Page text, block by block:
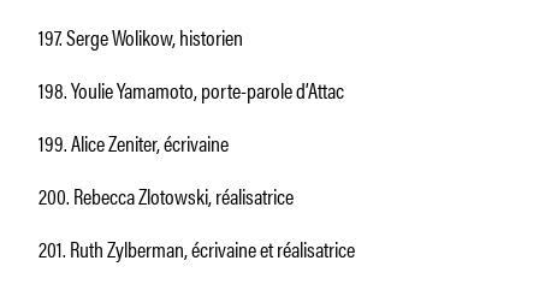
197. Serge Wolikow, historien
198. Youlie Yamamoto, porte-parole d’Attac
199. Alice Zeniter, écrivaine
200. Rebecca Zlotowski, réalisatrice
201. Ruth Zylberman, écrivaine et réalisatrice